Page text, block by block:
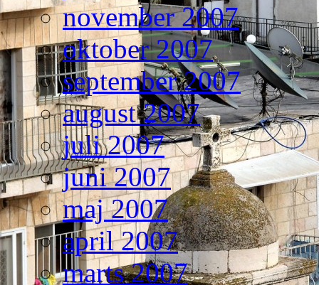
november 2007
oktober 2007
september 2007
august 2007
juli 2007
juni 2007
maj 2007
april 2007
marts 2007